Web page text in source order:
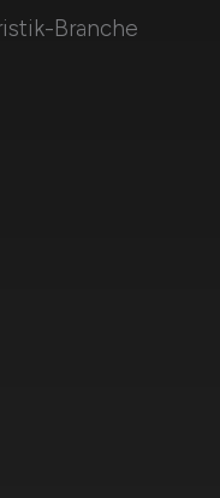
Branche